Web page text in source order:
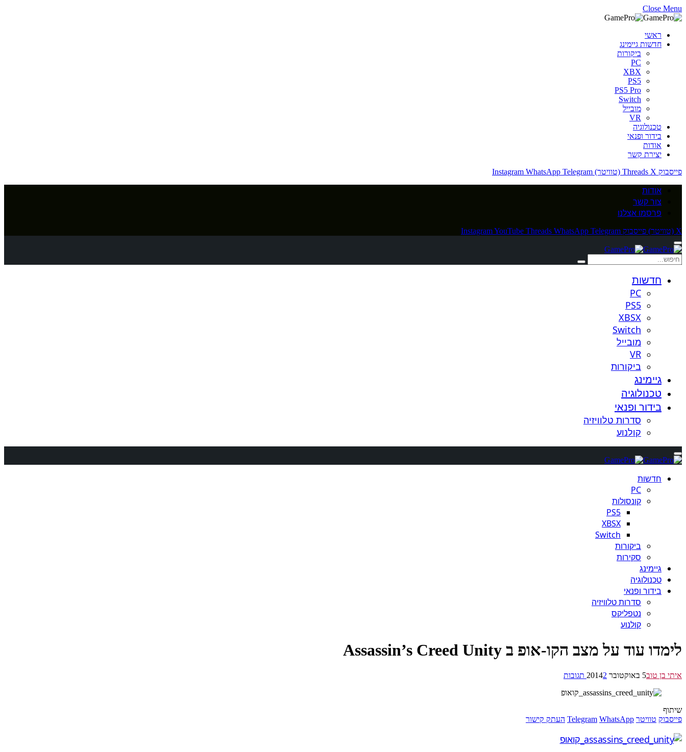
Close Menu
ראשי
חדשות גיימינג
ביקורות
PC
XBX
PS5
PS5 Pro
Switch
מובייל
VR
טכנולוגיה
בידור ופנאי
אודות
יצירת קשר
פייסבוק
Threads X (טוויטר) Instagram WhatsApp Telegram
אודות
צור קשר
פרסמו אצלנו
X (טוויטר) פייסבוק InstagramYouTube Threads WhatsApp Telegram
חדשות
PC
PS5
XBSX
Switch
מובייל
VR
ביקורות
גיימינג
טכנולוגיה
בידור ופנאי
סדרות טלוויזיה
קולנוע
חדשות
PC
קונסולות
PS5
XBSX
Switch
ביקורות
סקירות
גיימינג
טכנולוגיה
בידור ופנאי
סדרות טלוויזיה
נטפליקס
קולנוע
לימדו עוד על מצב הקו-אופ ב Assassin’s Creed Unity
איתי בן טוב5 באוקטובר 2014 2 תגובות
שיתוף
פייסבוק טוויטר Telegram WhatsApp העתק קישור